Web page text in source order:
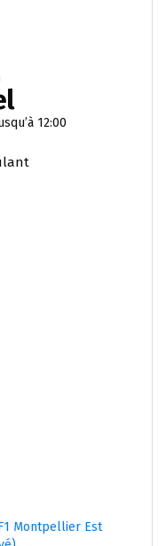
12:00
Montpellier Est